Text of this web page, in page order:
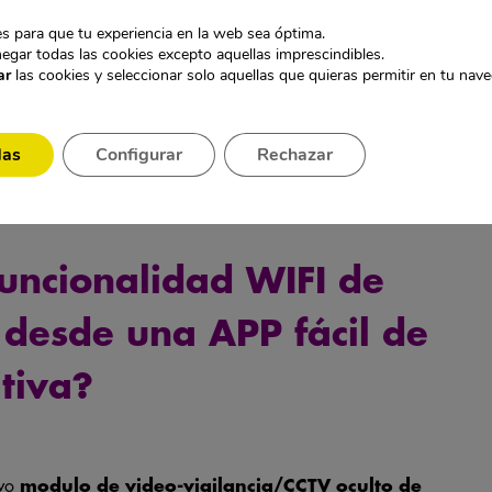
QUE PODREMOS
SISTEMA CABLEADO DE
DE MANERA
WIFI de
una APP fácil de
modulo de video-vigilancia/CCTV oculto de
para que tu experiencia en la web sea óptima.
todas las cookies excepto aquellas imprescindibles.
las cookies y seleccionar solo aquellas que quieras permitir en tu
Rechazar
Configurar